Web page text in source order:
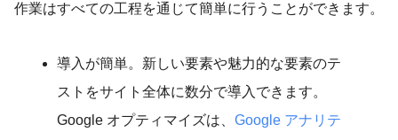
作業はすべての工程を通じて簡単に行うことができます。
導入が簡単。新しい要素や魅力的な要素のテ
ストをサイト全体に数分で導入できます。
Google オプティマイズは、 Google アナリテ